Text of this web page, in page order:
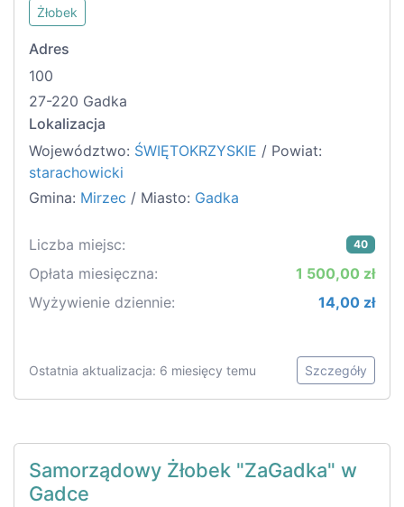
Żłobek
Adres
100
27-220 Gadka
Lokalizacja
Województwo: ŚWIĘTOKRZYSKIE / Powiat:
starachowicki
Gmina: Mirzec / Miasto: Gadka
Liczba miejsc: 40
Opłata miesięczna:
1 500,00 zł
Wyżywienie dziennie:
14,00 zł
Ostatnia aktualizacja: 6 miesięcy temu Szczegóły
Samorządowy Żłobek "ZaGadka" w
Gadce